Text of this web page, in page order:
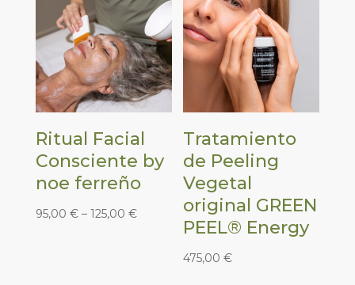
Ritual Facial
Consciente by
noe ferreño
95,00 €– 125,00 €
Tratamiento
de Peeling
Vegetal
original GREEN
PEEL® Energy
475,00€